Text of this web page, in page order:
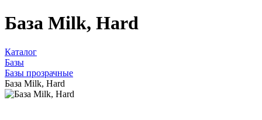
База Milk, Hard
Каталог
Базы
Базы прозрачные
База Milk, Hard